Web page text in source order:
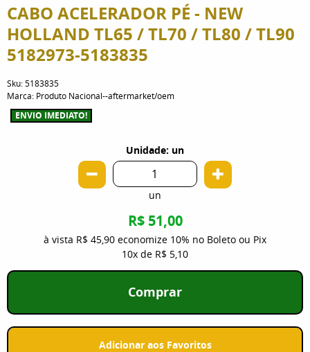
CABO ACELERADOR PÉ - NEW
HOLLAND TL65 / TL70 / TL80 / TL90
5182973-5183835
Sku:5183835
Marca: Produto Nacional--aftermarket/oem
ENVIO IMEDIATO!
Unidade: un
un
R$ 51,00
à vista R$ 45,90 economize 10% no Boleto ou Pix
10x de R$ 5,10
Comprar
Adicionar aos Favoritos